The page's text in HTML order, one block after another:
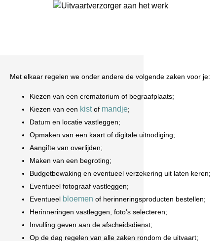
Met elkaar regelen we onder andere de volgende zaken voor je:
Kiezen van een crematorium of begraafplaats;
Kiezen van een kistof mandje;
Datum en locatie vastleggen;
Opmaken van een kaart of digitale uitnodiging;
Aangifte van overlijden;
Maken van een begroting;
Budgetbewaking en eventueel verzekering uit laten keren;
Eventueel fotograaf vastleggen;
Eventueel bloemen of herinneringsproducten bestellen;
Herinneringen vastleggen, foto’s selecteren;
Invulling geven aan de afscheidsdienst;
Op de dag regelen van alle zaken rondom de uitvaart;